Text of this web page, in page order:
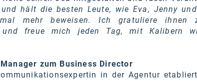
hält die besten Leute, wie Eva, Jenny
mehr beweisen. Ich gratuliere ihnen
und freue mich jeden Tag, mit Kalibern
zum Business Director
in der Agentur